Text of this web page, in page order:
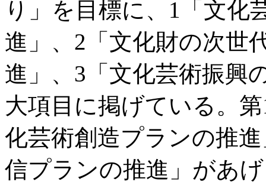
り」を目標に、1「文化
進」、2「文化財の次世
進」、3「文化芸術振興
大項目に掲げている。
化芸術創造プランの推
信プランの推進」があ